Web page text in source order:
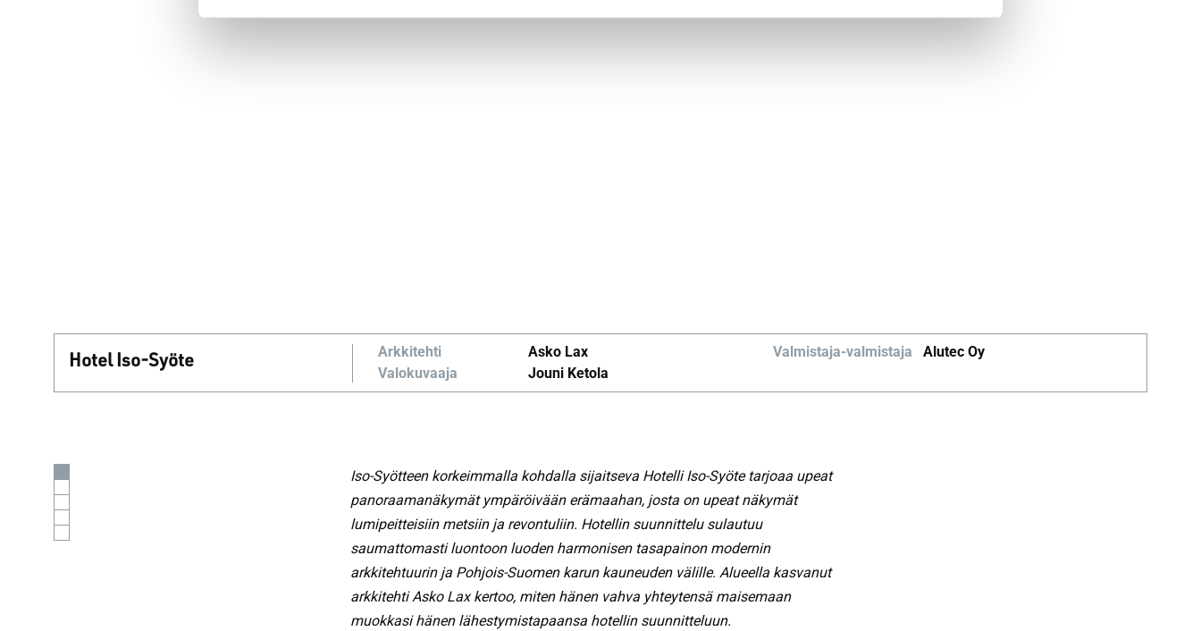
Hotel Iso-Syöte Arkkitehti
Asko Lax
Valokuvaaja
Jouni Ketola
Valmistaja-valmistaja Alutec Oy
Iso-Syötteen korkeimmalla kohdalla sijaitseva Hotelli Iso-Syöte tarjoaa upeat
panoraamanäkymät ympäröivään erämaahan, josta on upeat näkymät
lumipeitteisiin metsiin ja revontuliin. Hotellin suunnittelu sulautuu
saumattomasti luontoon luoden harmonisen tasapainon modernin
arkkitehtuurin ja Pohjois-Suomen karun kauneuden välille. Alueella kasvanut
arkkitehti Asko Lax kertoo, miten hänen vahva yhteytensä maisemaan
muokkasi hänen lähestymistapaansa hotellin suunnitteluun.